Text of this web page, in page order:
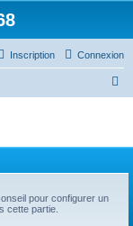
Connexion
Inscription
h
pour configurer un
cette partie.